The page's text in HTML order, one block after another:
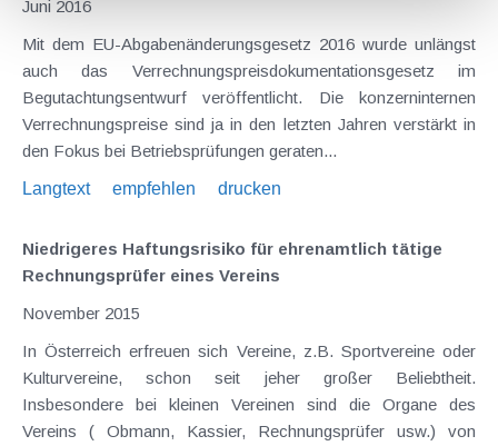
Juni 2016
Mit dem EU-Abgabenänderungsgesetz 2016 wurde unlängst
auch das Verrechnungspreisdokumentationsgesetz im
Begutachtungsentwurf veröffentlicht. Die konzerninternen
Verrechnungspreise sind ja in den letzten Jahren verstärkt in
den Fokus bei Betriebsprüfungen geraten...
Langtext
empfehlen drucken
Niedrigeres Haftungsrisiko für ehrenamtlich tätige
Rechnungsprüfer eines Vereins
November 2015
In Österreich erfreuen sich Vereine, z.B. Sportvereine oder
Kulturvereine, schon seit jeher großer Beliebtheit.
Insbesondere bei kleinen Vereinen sind die Organe des
Vereins ( Obmann, Kassier, Rechnungsprüfer usw.) von